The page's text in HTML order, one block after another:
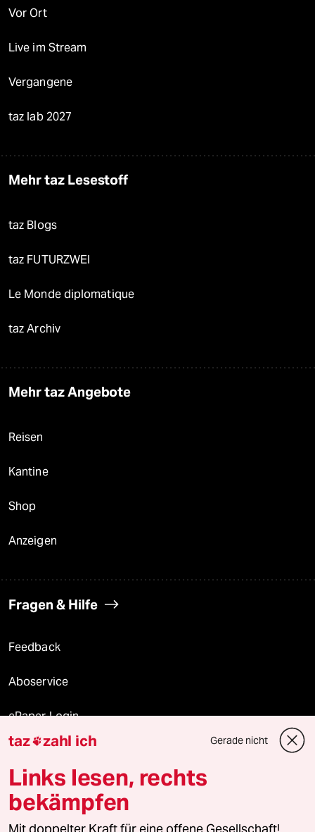
Vor Ort
Live im Stream
Vergangene
taz lab 2027
Mehr taz Lesestoff
taz Blogs
taz FUTURZWEI
Le Monde diplomatique
taz Archiv
Mehr taz Angebote
Reisen
Kantine
Shop
Anzeigen
Fragen & Hilfe
Feedback
Aboservice
ePaper Login
Downloads für Abonnierende
© 2026 taz Verlags und Vertriebs GmbH
Alle Rechte vorbehalten. Bei rechtlichen Fragen oder für Genehmigungen
taz zahl ich Gerade nicht
Links lesen, rechts
bekämpfen